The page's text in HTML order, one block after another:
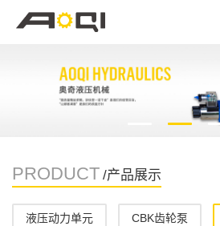
PRODUCT /产品展示
液压动力单元 CBK齿轮泵